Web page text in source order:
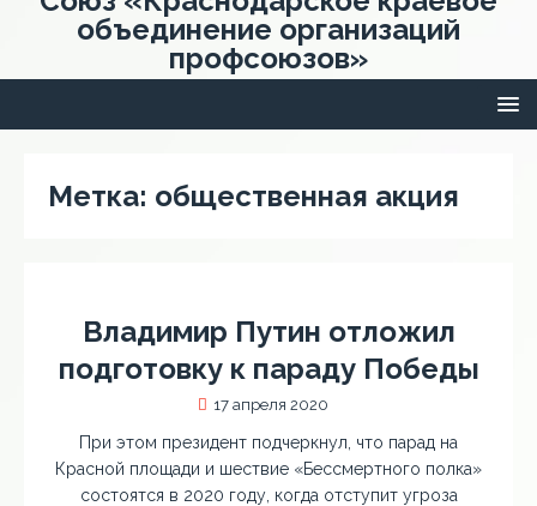
объединение организаций
профсоюзов»
Метка: общественная акция
Владимир Путин отложил
подготовку к параду Победы
17 апреля 2020
При этом президент подчеркнул, что парад на
Красной площади и шествие «Бессмертного полка»
состоятся в 2020 году, когда отступит угроза